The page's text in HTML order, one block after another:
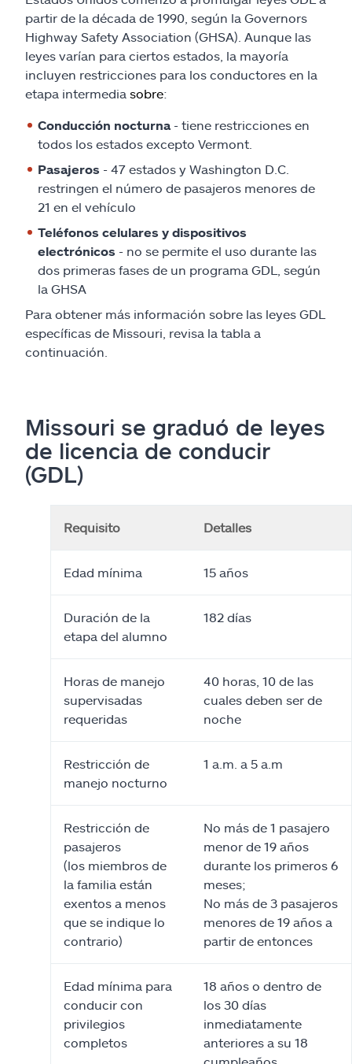
partir de la década de 1990, según la Governors
Highway Safety Association (GHSA). Aunque las
leyes varían para ciertos estados, la mayoría
incluyen restricciones para los conductores en la
etapa intermedia sobre:
Conducción nocturna - tiene restricciones en
todos los estados excepto Vermont.
Pasajeros - 47 estados y Washington D.C.
restringen el número de pasajeros menores de
21 en el vehículo
Teléfonos celulares y dispositivos
electrónicos - no se permite el uso durante las
dos primeras fases de un programa GDL, según
la GHSA
Para obtener más información sobre las leyes GDL
específicas de Missouri, revisa la tabla a
continuación.
Missouri se graduó de leyes
de licencia de conducir
(GDL)
Requisito Detalles
Edad mínima 15 años
Duración de la
etapa del alumno
182 días
Horas de manejo
supervisadas
requeridas
40 horas, 10 de las
cuales deben ser de
noche
Restricción de
manejo nocturno
1 a.m. a 5 a.m
Restricción de
pasajeros
(los miembros de
la familia están
exentos a menos
que se indique lo
contrario)
No más de 1 pasajero
menor de 19 años
durante los primeros 6
meses;
No más de 3 pasajeros
menores de 19 años a
partir de entonces
Edad mínima para
conducir con
privilegios
completos
18 años o dentro de
los 30 días
inmediatamente
anteriores a su 18